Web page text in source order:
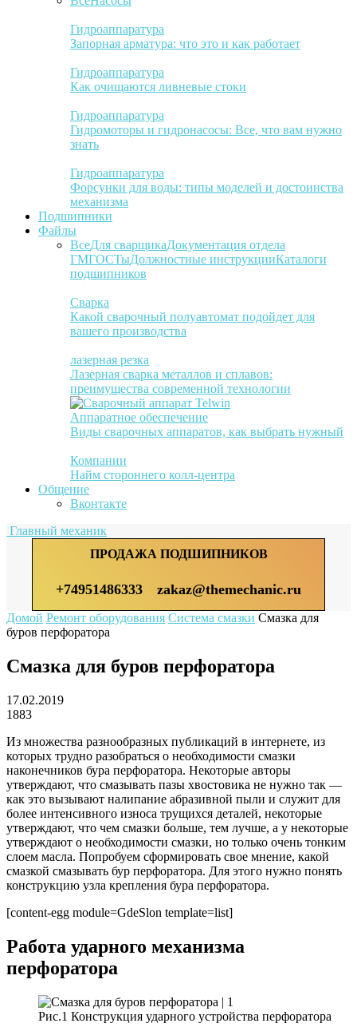
Гидроаппаратура
Запорная арматура: что это и как работает
Гидроаппаратура
Как очищаются ливневые стоки
Гидроаппаратура
Гидромоторы и гидронасосы: Все, что вам нужно
знать
Гидроаппаратура
Форсунки для воды: типы моделей и достоинства
механизма
Подшипники
Файлы
ВсеДля сварщикаДокументация отдела
ГМГОСТыДолжностные инструкцииКаталоги
подшипников
Сварка
Какой сварочный полуавтомат подойдет для
вашего производства
лазерная резка
Лазерная сварка металлов и сплавов:
преимущества современной технологии
Аппаратное обеспечение
Виды сварочных аппаратов, как выбрать нужный
Компании
Найм стороннего колл-центра
Общение
Вконтакте
Главный механик
ПРОДАЖА ПОДШИПНИКОВ
+74951486333 zakaz@themechanic.ru
Домой Ремонт оборудования Система смазки Смазка для
буров перфоратора
Смазка для буров перфоратора
17.02.2019
1883
Из множества разнообразных публикаций в интернете, из
которых трудно разобраться о необходимости смазки
наконечников бура перфоратора. Некоторые авторы
утверждают, что смазывать пазы хвостовика не нужно так —
как это вызывают налипание абразивной пыли и служит для
более интенсивного износа трущихся деталей, некоторые
утверждают, что чем смазки больше, тем лучше, а у некоторые
утверждают о необходимости смазки, но только очень тонким
слоем масла. Попробуем сформировать свое мнение, какой
смазкой смазывать бур перфоратора. Для этого нужно понять
конструкцию узла крепления бура перфоратора.
[content-egg module=GdeSlon template=list]
Работа ударного механизма
перфоратора
Рис.1 Конструкция ударного устройства перфоратора